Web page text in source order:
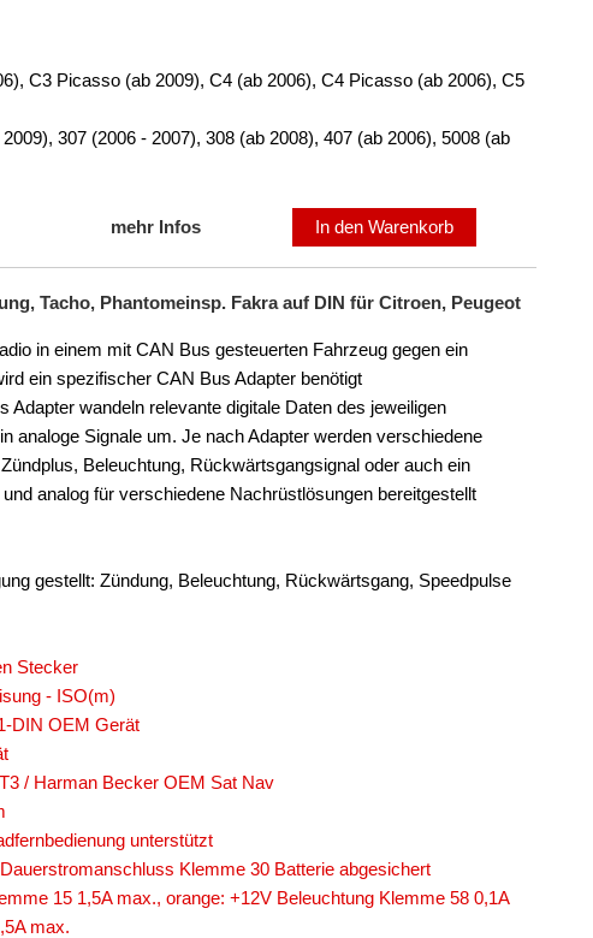
C3 Picasso (ab 2009), C4 (ab 2006), C4 Picasso (ab 2006), C5
307 (2006 - 2007), 308 (ab 2008), 407 (ab 2006), 5008 (ab
mehr Infos In den Warenkorb
Tacho, Phantomeinsp. Fakra auf DIN für Citroen, Peugeot
in einem mit CAN Bus gesteuerten Fahrzeug gegen ein
ein spezifischer CAN Bus Adapter benötigt
Adapter wandeln relevante digitale Daten des jeweiligen
analoge Signale um. Je nach Adapter werden verschiedene
Beleuchtung, Rückwärtsgangsignal oder auch ein
analog für verschiedene Nachrüstlösungen bereitgestellt
gestellt: Zündung, Beleuchtung, Rückwärtsgang, Speedpulse
Stecker
- ISO(m)
DIN OEM Gerät
/ Harman Becker OEM Sat Nav
unterstützt
Klemme 30 Batterie abgesichert
15 1,5A max., orange: +12V Beleuchtung Klemme 58 0,1A
max.